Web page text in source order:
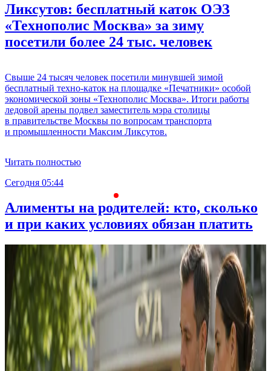
Ликсутов: бесплатный каток ОЭЗ
«Технополис Москва» за зиму
посетили более 24 тыс. человек
Свыше 24 тысяч человек посетили минувшей зимой
бесплатный техно-каток на площадке «Печатники» особой
экономической зоны «Технополис Москва». Итоги работы
ледовой арены подвел заместитель мэра столицы
в правительстве Москвы по вопросам транспорта
и промышленности Максим Ликсутов.
Читать полностью
Сегодня 05:44
Алименты на родителей: кто, сколько
и при каких условиях обязан платить